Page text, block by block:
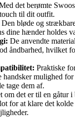
det berømte
til dit outfit.
Den bløde og
dine hænder holdes
De anvendte
åndbarhed, hvilket
Praktiske
handsker mulighed
tage dem af.
om det er til en gåtur i
for at klare det